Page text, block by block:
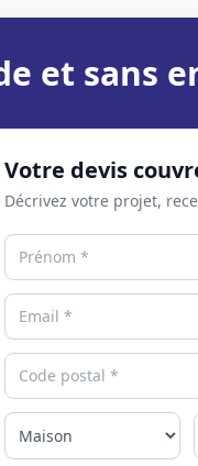
et sans
Votre devis
Décrivez votre projet,